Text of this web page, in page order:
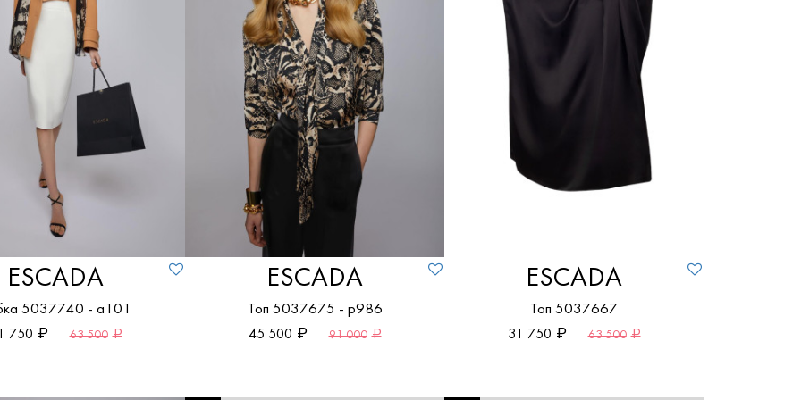
ESCADA
5037740 - a101
750
63 500
ESCADA
Топ 5037675 - p986
45 500
91 000
ESCADA
Топ 5037667
31 750
63 500